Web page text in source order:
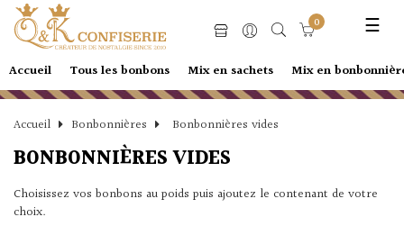
☰
0
Accueil Tous les bonbons Mix en sachets Mix en
Accueil Bonbonnières Bonbonnières vides
BONBONNIÈRES VIDES
Choisissez vos bonbons au poids puis ajoutez le contenant de votre
choix.